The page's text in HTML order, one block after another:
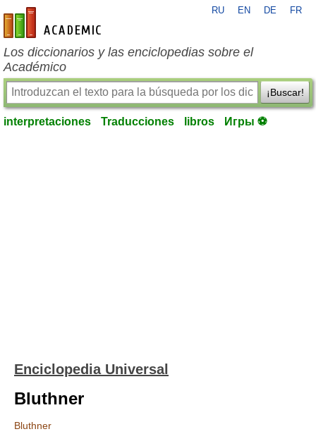
es-academic.com
RU EN DE FR
Los diccionarios y las enciclopedias sobre el
Académico
¡Buscar!
interpretaciones Traducciones libros Игры ⚽
Enciclopedia Universal
Bluthner
Bluthner